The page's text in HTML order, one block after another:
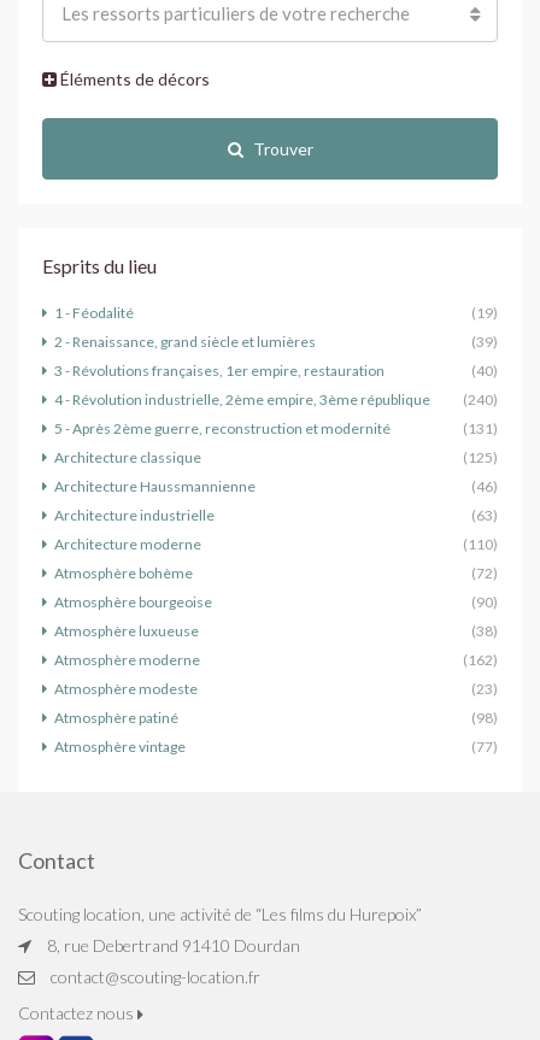
Les ressorts particuliers de votre recherche
Éléments de décors
Trouver
Esprits du lieu
1 - Féodalité
(19)
2 - Renaissance, grand siècle et lumières
(39)
3 - Révolutions françaises, 1er empire, restauration
(40)
4 - Révolution industrielle, 2ème empire, 3ème république
(240)
5 - Après 2ème guerre, reconstruction et modernité
(131)
Architecture classique
(125)
Architecture Haussmannienne
(46)
Architecture industrielle
(63)
Architecture moderne
(110)
Atmosphère bohème
(72)
Atmosphère bourgeoise
(90)
Atmosphère luxueuse
(38)
Atmosphère moderne
(162)
Atmosphère modeste
(23)
Atmosphère patiné
(98)
Atmosphère vintage
(77)
Contact
Scouting location, une activité de “Les films du Hurepoix”
8, rue Debertrand 91410 Dourdan
contact@scouting-location.fr
Contactez nous